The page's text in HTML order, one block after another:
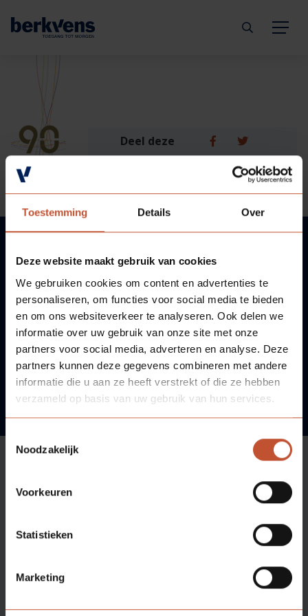
Toestemming Details Over
Deze website maakt gebruik van cookies
We gebruiken cookies om content en advertenties te
personaliseren, om functies voor social media te bieden
en om ons websiteverkeer te analyseren. Ook delen we
informatie over uw gebruik van onze site met onze
partners voor social media, adverteren en analyse. Deze
partners kunnen deze gegevens combineren met andere
informatie die u aan ze heeft verstrekt of die ze hebben
verzameld op basis van uw gebruik van hun services.
Toestemmingsselectie
Noodzakelijk
Voorkeuren
Statistieken
Marketing
Terug
Deuren
Kozijnen
Hang- & sluitwerk
Diensten
Veelgestelde vragen
Terug
Eengezinswoning
Meergezinswoning
Utiliteitsgebouw
Prefab woning
Terug
Aannemer
Architect
Projectontwikkelaar
Handelspartner
Terug
Inbraakwerend
Brandwerend
Geluidwerend
Rookwerend
Brochures
Technische documentatie
Veelgestelde vragen
Terug
mijndeur.nl
Webshop
Inspiratie
Verkooppunten
Terug
Organisatie
Duurzaamheid
GND Garantiedeuren
Deel deze
VRAGEN?
WIJ HELPEN U GRAAG!
Neem contact met ons op!
Assortiment